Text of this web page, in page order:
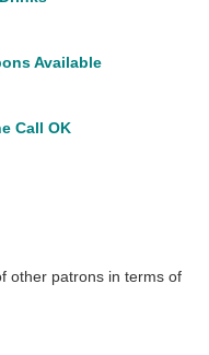
Available
Call OK
other patrons in terms of